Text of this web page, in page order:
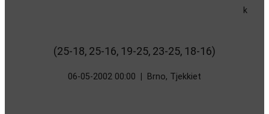
(25-18, 25-16, 19-25, 23-25, 18-16)
06-05-2002 00:00 Brno, Tjekkiet